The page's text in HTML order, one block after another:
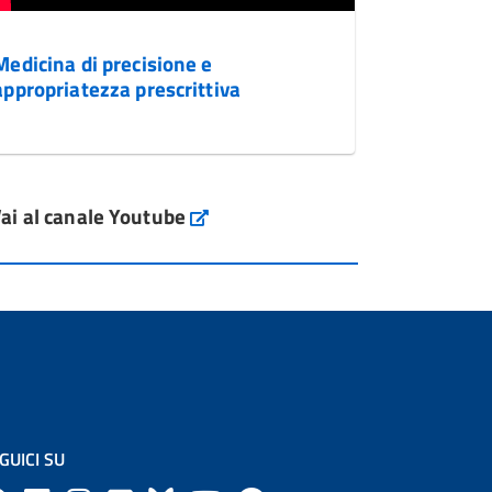
di precisione e
prescrittiva
al canale Youtube
SU